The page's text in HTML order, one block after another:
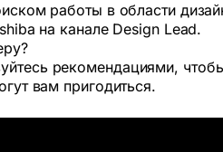
работы в области
на канале Design Lead.
рекомендациями,
вам пригодиться.